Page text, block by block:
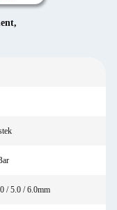
,
/ 5.0 / 6.0mm